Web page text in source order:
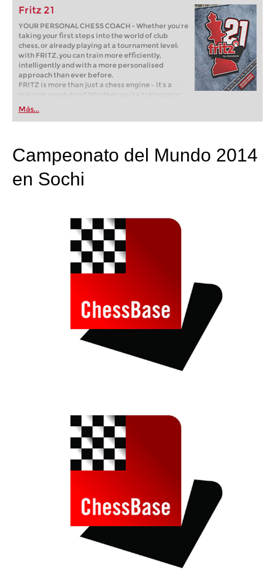
Fritz 21
YOUR PERSONAL CHESS COACH - Whether you’re
taking your first steps into the world of club
chess, or already playing at a tournament level:
with FRITZ, you can train more efficiently,
intelligently and with a more personalised
approach than ever before.
FRITZ is more than just a chess engine – it’s a
training revolution! Whether you’re taking your
first steps into the world of club chess, or already
playing at a tournament level: with FRITZ, you can
train more efficiently, intelligently and with a
Más...
Campeonato del Mundo 2014
en Sochi